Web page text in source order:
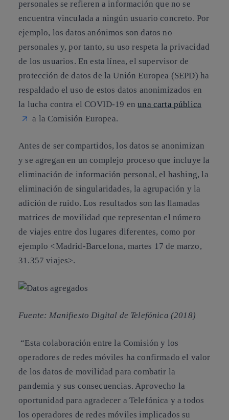
personales se refieren a información que no se
encuentra vinculada a ningún usuario concreto. Por
ejemplo, los datos anónimos son datos no
personales y, por tanto, su uso respeta la privacidad
de los usuarios. En esta línea, el supervisor de
protección de datos de la Unión Europea (SEPD) ha
respaldado el uso de estos datos anonimizados en
la lucha contra el COVID-19 enuna carta pública
a la Comisión Europea.
Antes de ser compartidos, los datos se anonimizan
y se agregan en un complejo proceso que incluye la
eliminación de información personal, el hashing, la
eliminación de singularidades, la agrupación y la
adición de ruido. Los resultados son las llamadas
matrices de movilidad que representan el número
de viajes entre dos lugares diferentes, como por
ejemplo <Madrid-Barcelona, martes 17 de marzo,
31.357 viajes>.
Fuente: Manifiesto Digital de Telefónica (2018)
“Esta colaboración entre la Comisión y los
operadores de redes móviles ha confirmado el valor
de los datos de movilidad para combatir la
pandemia y sus consecuencias. Aprovecho la
oportunidad para agradecer a Telefónica y a todos
los operadores de redes móviles implicados su